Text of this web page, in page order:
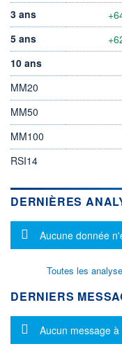
3 ans
5 ans
10 ans
MM20
MM50
MM100
RSI14
DERNIÈRES
Message
Aucune donnée
Toutes les
DERNIERS
Message
Aucun message